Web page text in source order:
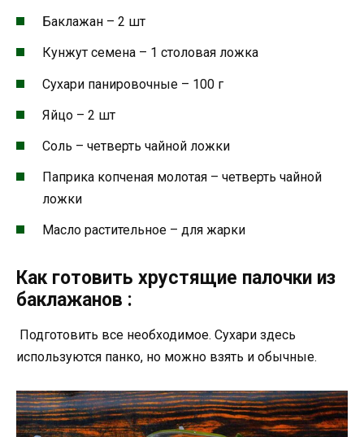
Баклажан – 2 шт
Кунжут семена – 1 столовая ложка
Сухари панировочные – 100 г
Яйцо – 2 шт
Соль – четверть чайной ложки
Паприка копченая молотая – четверть чайной
ложки
Масло растительное – для жарки
Как готовить хрустящие палочки из
баклажанов :
Подготовить все необходимое. Сухари здесь
используются панко, но можно взять и обычные.